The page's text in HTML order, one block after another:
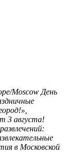
Moscow День
3 августа!
в Московской